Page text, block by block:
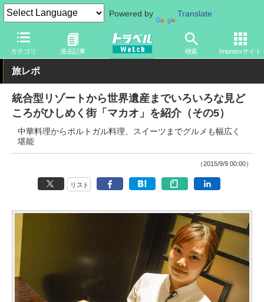
Powered by Translate
カテゴリ 過去記事 検索 Impressサイト
トラベル Watch 地域 海外旅行 東アジア
旅レポ
統合型リゾートから世界遺産までいろいろな見ど
ころがひしめく街「マカオ」を紹介（その5）
中華料理からポルトガル料理、スイーツまでグルメも幅広く
堪能
（2015/9/9 00:00）
リスト